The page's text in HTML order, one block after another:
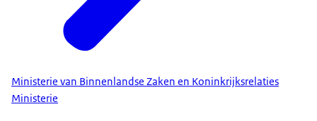
Ministerie van Binnenlandse Zaken en Koninkrijksrelaties
Ministerie